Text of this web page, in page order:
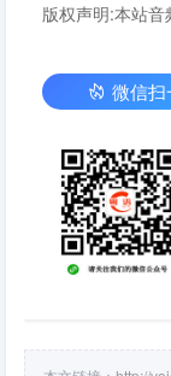
版权声明:本站音
微信扫